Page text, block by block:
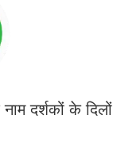
दर्शकों के दिलों